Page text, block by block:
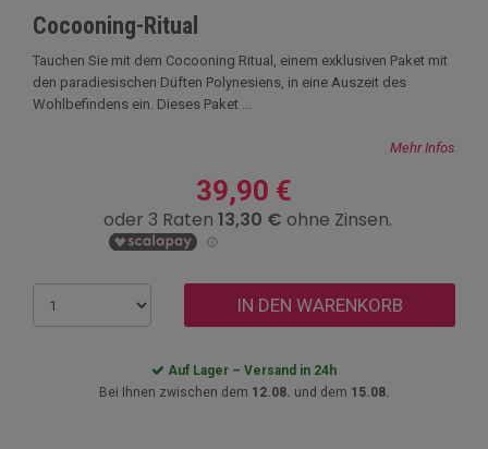
Cocooning-Ritual
Tauchen Sie mit dem Cocooning Ritual, einem exklusiven Paket mit
den paradiesischen Düften Polynesiens, in eine Auszeit des
Wohlbefindens ein. Dieses Paket ...
Mehr Infos
39,90 €
IN DEN WARENKORB
Auf Lager – Versand in 24h
Bei Ihnen zwischen dem 12.08. und dem 15.08.